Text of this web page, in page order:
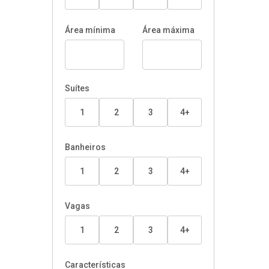
Área mínima Área máxima
Suítes
1 2 3 4+
Banheiros
1 2 3 4+
Vagas
1 2 3 4+
Características